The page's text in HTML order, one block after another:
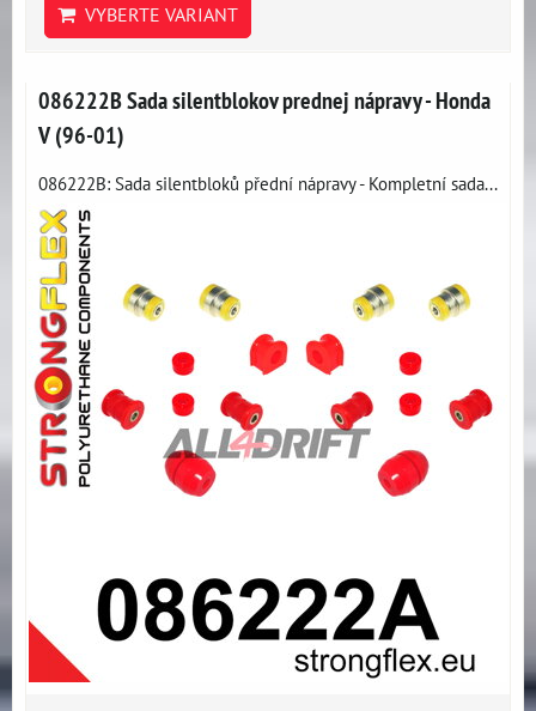
VYBERTE VARIANT
086222B Sada silentblokov prednej nápravy - Honda
V (96-01)
086222B: Sada silentbloků přední nápravy - Kompletní sada...